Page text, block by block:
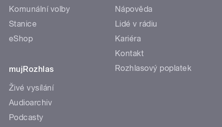
Komunální volby
Stanice
eShop
mujRozhlas
Živé vysílání
Audioarchiv
Podcasty
Nápověda
Lidé v rádiu
Kariéra
Kontakt
Rozhlasový poplatek